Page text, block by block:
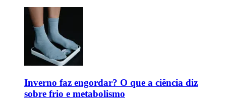
Inverno faz engordar? O que a ciência diz
sobre frio e metabolismo